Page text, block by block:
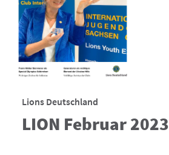
Lions Deutschland
LION Februar 2023